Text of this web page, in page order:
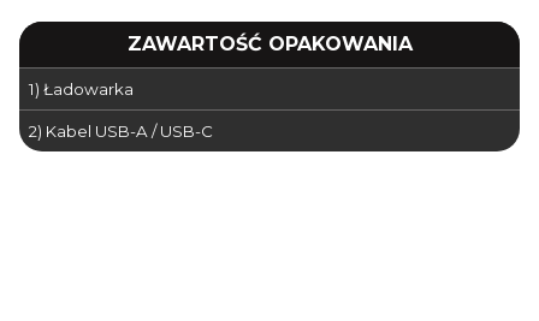
ZAWARTOŚĆ OPAKOWANIA
1) Ładowarka
2) Kabel USB-A / USB-C